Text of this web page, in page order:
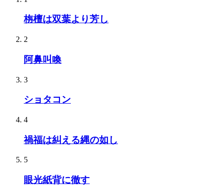
栴檀は双葉より芳し
2
阿鼻叫喚
3
ショタコン
4
禍福は糾える縄の如し
5
眼光紙背に徹す